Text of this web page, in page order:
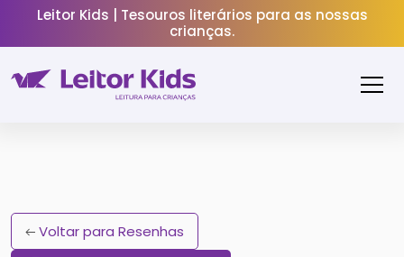
Leitor Kids | Tesouros literários para as nossas
crianças.
Voltar para Resenhas